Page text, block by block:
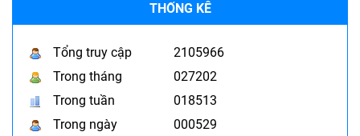
THỐNG KÊ
Tổng truy cập
2105966
Trong tháng
027202
Trong tuần
018513
Trong ngày
000529